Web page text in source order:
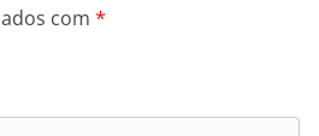
com *